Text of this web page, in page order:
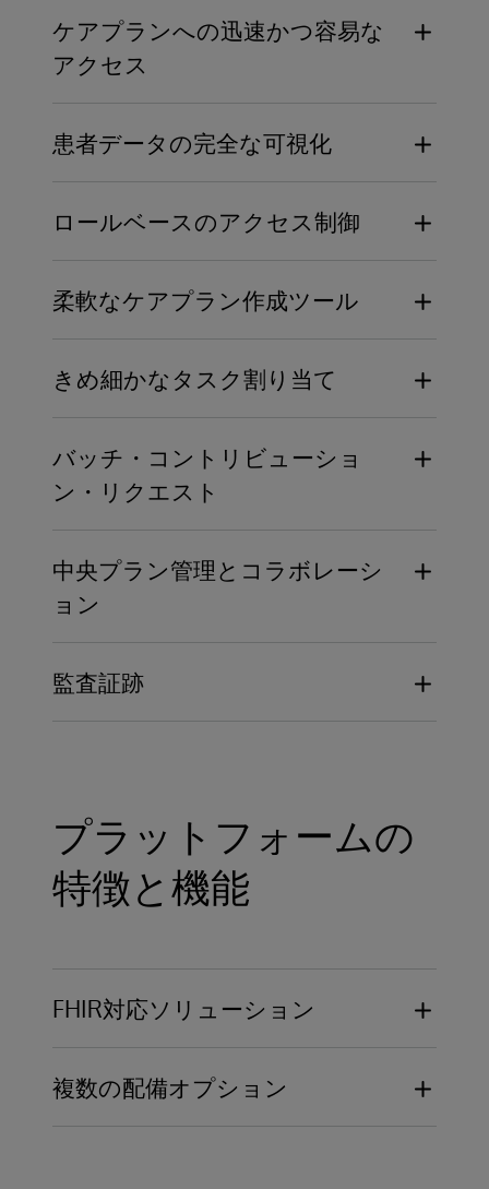
ケアプランへの迅速かつ容易な
アクセス
に利用できるウェブアクセス
ネットワーク外の電子カルテなどの外部シ
ステムからのケアプランへのアクセス
オフラインおよび外部アクセス利用のため
の印刷およびPDFエクスポート機能
患者データの完全な可視化
プランへのリアルタイムアクセス
ロールベースのアクセス制御
質問レベルで管理する
柔軟なケアプラン作成ツール
作成
患者からの質問またはケアプランを選択指
定する
患者の嗜好と健康の社会的決定要因を記録
する
きめ細かなタスク割り当て
は患者にタスクを割り当てる
患者の貢献に応じて、ケアチームメンバー
バッチ・コントリビューショ
ン・リクエスト
中央プラン管理とコラボレーシ
ョン
共有・貢献できる
クを見ることができる
監査証跡
プラットフォームの
特徴と機能
FHIR対応ソリューション
複数の配備オプション